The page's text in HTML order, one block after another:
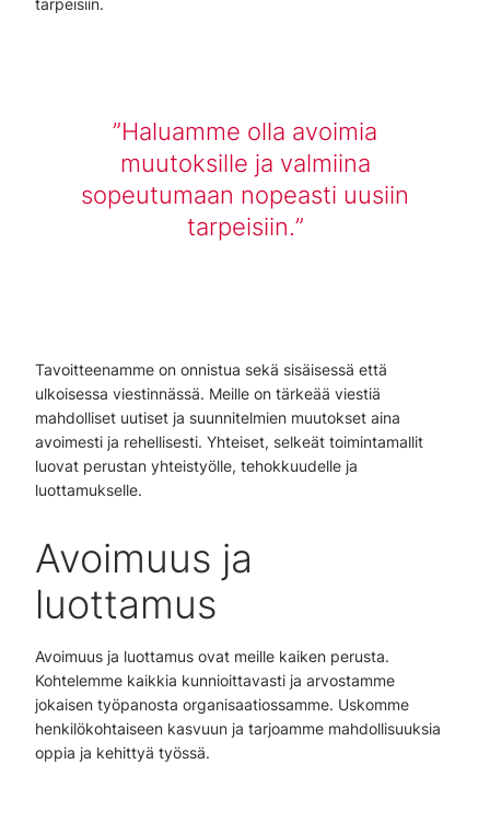
tarpeisiin.
Haluamme olla avoimia
muutoksille ja valmiina
sopeutumaan nopeasti uusiin
tarpeisiin.
Tavoitteenamme on onnistua sekä sisäisessä että
ulkoisessa viestinnässä. Meille on tärkeää viestiä
mahdolliset uutiset ja suunnitelmien muutokset aina
avoimesti ja rehellisesti. Yhteiset, selkeät toimintamallit
luovat perustan yhteistyölle, tehokkuudelle ja
luottamukselle.
Avoimuus ja
luottamus
Avoimuus ja luottamus ovat meille kaiken perusta.
Kohtelemme kaikkia kunnioittavasti ja arvostamme
jokaisen työpanosta organisaatiossamme. Uskomme
henkilökohtaiseen kasvuun ja tarjoamme mahdollisuuksia
oppia ja kehittyä työssä.